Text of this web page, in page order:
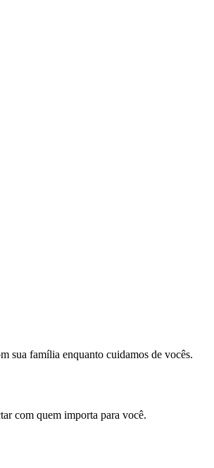
sua família enquanto cuidamos de vocês.
com quem importa para você.